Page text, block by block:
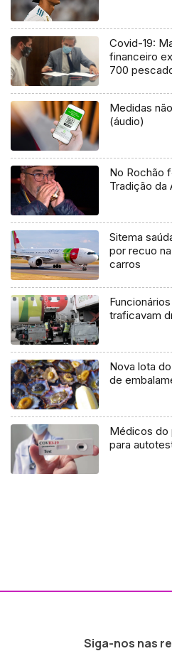
Covid-19:
financeiro
700
Medidas
(áudio)
No Rochão
Tradição da
Sitema
por recuo
carros
traficavam
Nova lota
de
Médicos do
para
Siga-nos nas